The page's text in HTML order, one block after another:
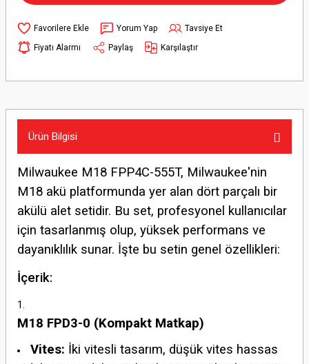
Yorum Yap
Tavsiye Et
Fiyatı Alarmı
Paylaş Karşılaştır
Ürün Bilgisi
Milwaukee M18 FPP4C-555T, Milwaukee'nin
M18 akü platformunda yer alan dört parçalı bir
akülü alet setidir. Bu set, profesyonel kullanıcılar
için tasarlanmış olup, yüksek performans ve
dayanıklılık sunar. İşte bu setin genel özellikleri:
İçerik:
M18 FPD3-0 (Kompakt Matkap)
Vites: İki vitesli tasarım, düşük vites hassas